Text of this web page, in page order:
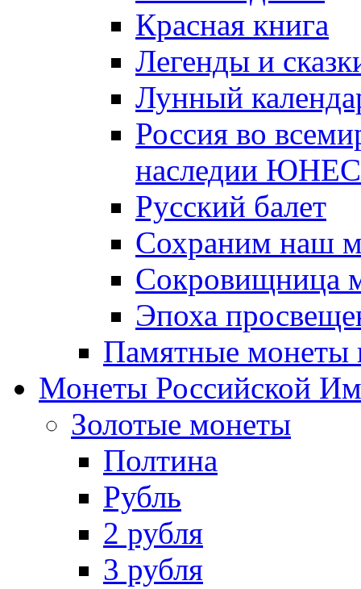
Красная книга
Легенды и
Лунный
Россия во
наследии
Русский балет
Сохраним наш
Сокровищница
Эпоха
Памятные монеты
Монеты Российской
Золотые монеты
Полтина
Рубль
2 рубля
3 рубля